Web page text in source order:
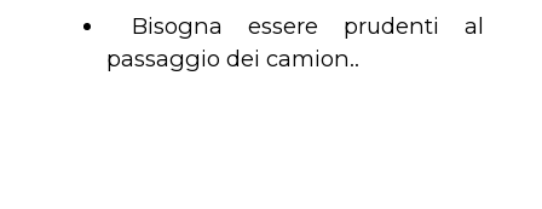
Bisogna essere prudenti al
passaggio dei camion..